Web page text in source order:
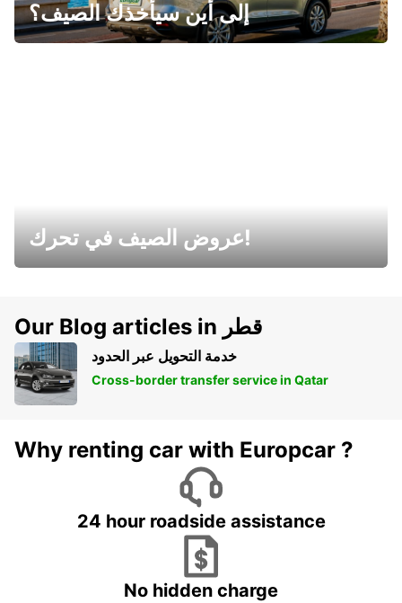
إلى أين سيأخذك الصيف؟
عروض الصيف في تحرك!
Our Blog articles in قطر
خدمة التحويل عبر الحدود
Cross-border transfer service in Qatar
Why renting car with Europcar ?
24 hour roadside assistance
No hidden charge